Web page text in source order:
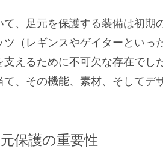
、足元を保護する装備は初期
（レギンスやゲイターといっ
えるために不可欠な存在でし
、その機能、素材、そしてデ
保護の重要性